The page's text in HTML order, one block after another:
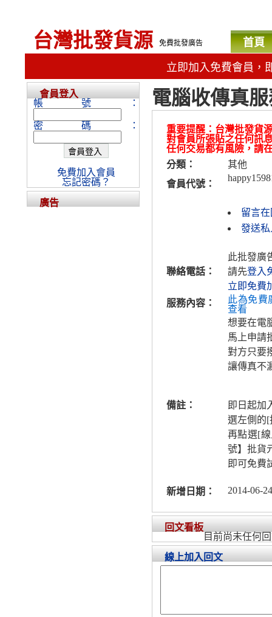
台灣批發貨源 免費批發廣告 首頁
立即加入免費會員，
電腦收傳真
重要提醒：台灣批發貨
對會員所張貼之任何訊
任何交易都有風險，請
分類：
其他
會員代號：
留言
發送私
聯絡電話：
此批發廣
請先登入
立即免費
服務內容：
此為免費
查看
想要在電
馬上申請
對方只要
讓傳真不
備註：
即日起加
選左側的[
再點選[
號】批貨
即可免費
新增日期： 2014-06-
回文看板
目前尚未任何
線上加入回文
會員登入
帳號：
密碼：
免費加入會員
忘記密碼？
廣告